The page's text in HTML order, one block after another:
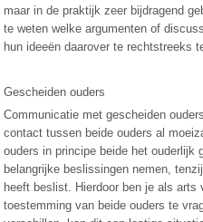
maar in de praktijk zeer bijdragend
te weten welke argumenten of
hun ideeën daarover te rechtstreeks
Gescheiden ouders
Communicatie met gescheiden
contact tussen beide ouders al
ouders in principe beide het ouderlijk
belangrijke beslissingen nemen,
heeft beslist. Hierdoor ben je als
toestemming van beide ouders te